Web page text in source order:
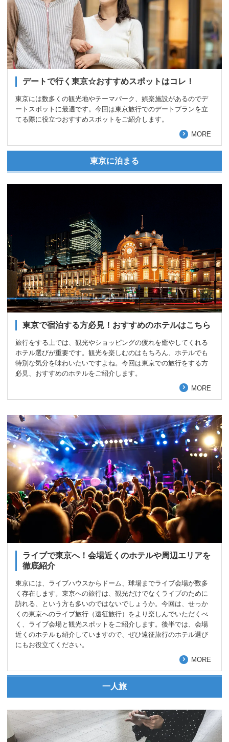
デートで行く東京☆おすすめスポットはコレ！
東京には数多くの観光地やテーマパーク、娯楽施設があるのでデ
ートスポットに最適です。今回は東京旅行でのデートプランを立
てる際に役立つおすすめスポットをご紹介します。
MORE
東京に泊まる
東京で宿泊する方必見！おすすめのホテルはこちら
旅行をする上では、観光やショッピングの疲れを癒やしてくれる
ホテル選びが重要です。観光を楽しむのはもちろん、ホテルでも
特別な気分を味わいたいですよね。今回は東京での旅行をする方
必見、おすすめのホテルをご紹介します。
MORE
ライブで東京へ！会場近くのホテルや周辺エリアを
徹底紹介
東京には、ライブハウスからドーム、球場までライブ会場が数多
く存在します。東京への旅行は、観光だけでなくライブのために
訪れる、という方も多いのではないでしょうか。今回は、せっか
くの東京へのライブ旅行（遠征旅行）をより楽しんでいただくべ
く、ライブ会場と観光スポットをご紹介します。後半では、会場
近くのホテルも紹介していますので、ぜひ遠征旅行のホテル選び
にもお役立てください。
MORE
一人旅